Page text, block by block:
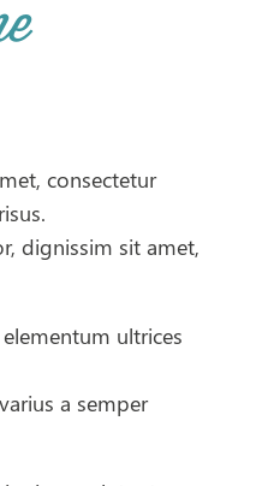
consectetur
dignissim sit amet,
ultrices
a semper